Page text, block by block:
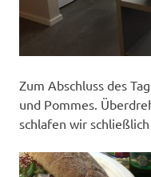
Zum Abschluss des
und Pommes.
schlafen wir